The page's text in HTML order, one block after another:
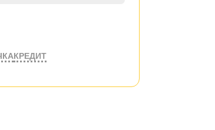
КРЕДИТ